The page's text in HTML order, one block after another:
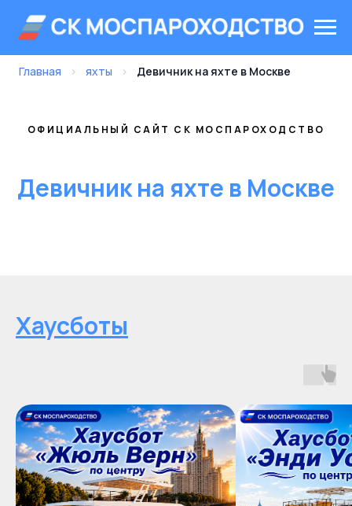
Главная › яхты › Девичник на яхте в Москве
ОФИЦИАЛЬНЫЙ САЙТ СК МОСПАРОХОДСТВО
Девичник на яхте в Москве
Хаусботы